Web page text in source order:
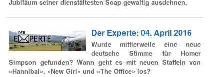
Jubiläum seiner dienstältesten Soap gewaltig ausdehnen.
Der Experte: 04. April 2016
Wurde mittlerweile eine neue
deutsche Stimme für Homer
Simpson gefunden? Wann geht es mit neuen Staffeln von
«Hannibal», «New Girl» und «The Office» los?